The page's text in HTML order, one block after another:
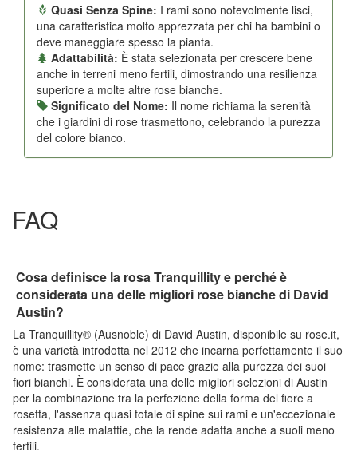
Quasi Senza Spine: I rami sono notevolmente lisci,
una caratteristica molto apprezzata per chi ha bambini o
deve maneggiare spesso la pianta.
Adattabilità: È stata selezionata per crescere bene
anche in terreni meno fertili, dimostrando una resilienza
superiore a molte altre rose bianche.
Significato del Nome: Il nome richiama la serenità
che i giardini di rose trasmettono, celebrando la purezza
del colore bianco.
FAQ
Cosa definisce la rosa Tranquillity e perché è
considerata una delle migliori rose bianche di David
Austin?
La Tranquillity® (Ausnoble) di David Austin, disponibile su rose.it,
è una varietà introdotta nel 2012 che incarna perfettamente il suo
nome: trasmette un senso di pace grazie alla purezza dei suoi
fiori bianchi. È considerata una delle migliori selezioni di Austin
per la combinazione tra la perfezione della forma del fiore a
rosetta, l'assenza quasi totale di spine sui rami e un'eccezionale
resistenza alle malattie, che la rende adatta anche a suoli meno
fertili.